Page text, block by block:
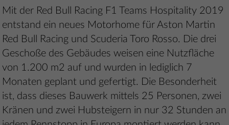
Mit der Red Bull Racing F1 Teams Hospitality 2019
entstand ein neues Motorhome für Aston Martin
Red Bull Racing und Scuderia Toro Rosso. Die drei
Geschoße des Gebäudes weisen eine Nutzfläche
von 1.200 m2 auf und wurden in lediglich 7
Monaten geplant und gefertigt. Die Besonderheit
ist, dass dieses Bauwerk mittels 25 Personen, zwei
Kränen und zwei Hubsteigern in nur 32 Stunden an